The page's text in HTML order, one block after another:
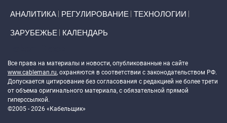
АНАЛИТИКА РЕГУЛИРОВАНИЕ ТЕХНОЛОГИИ
ЗАРУБЕЖЬЕ КАЛЕНДАРЬ
Все права на материалы и новости, опубликованные на сайте
www.cableman.ru, охраняются в соответствии с законодательством РФ.
Допускается цитирование без согласования с редакцией не более трети
от объема оригинального материала, с обязательной прямой
гиперссылкой.
©2005 - 2026 «Кабельщик»